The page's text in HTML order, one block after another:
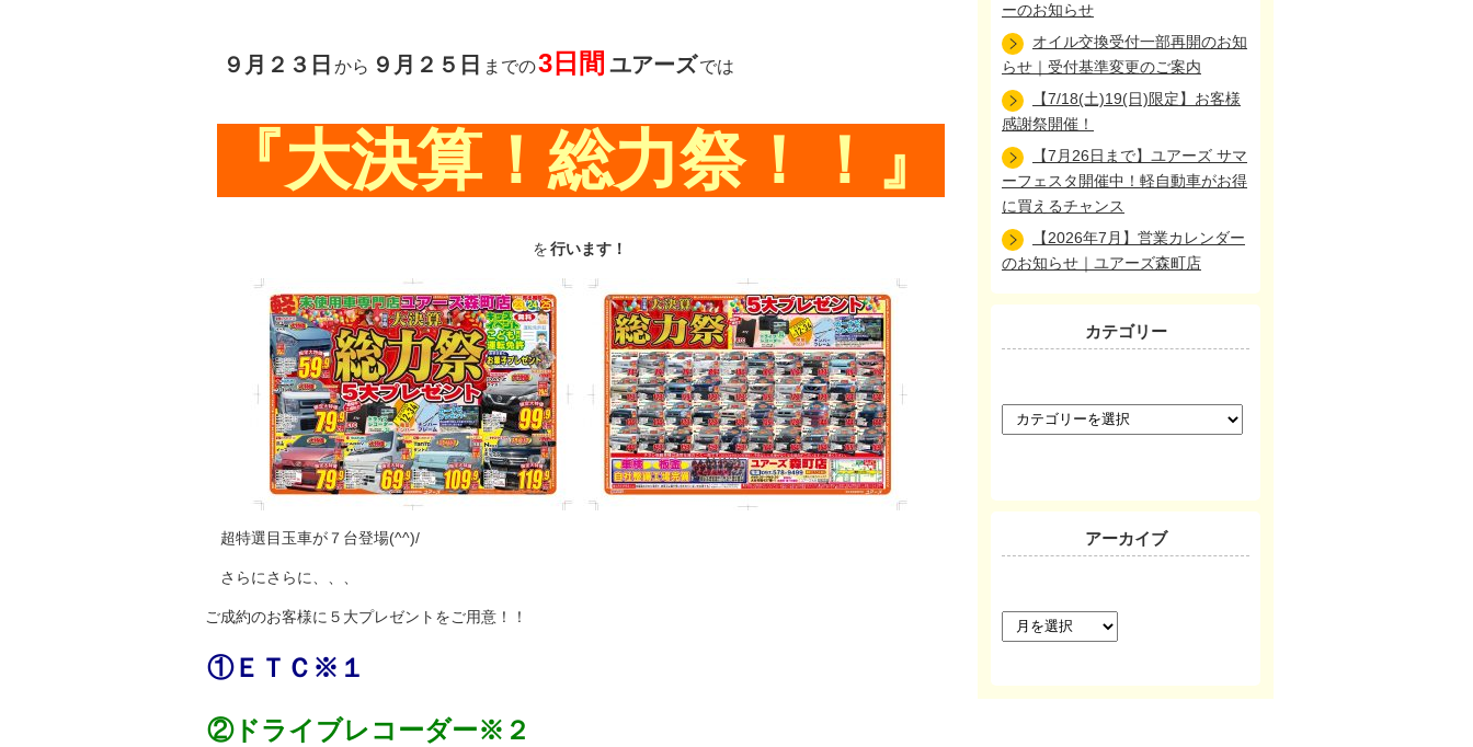
９月２３日 から ９月２５日 までの3日間 ユアーズでは
『大決算！総力祭！！』
を行います！
超特選目玉車が７台登場(^^)/
さらにさらに、、、
ご成約のお客様に５大プレゼントをご用意！！
①ＥＴＣ※１
②ドライブレコーダー※２
ーのお知らせ
オイル交換受付一部再開のお知
らせ｜受付基準変更のご案内
【7/18(土)19(日)限定】お客様
感謝祭開催！
【7月26日まで】ユアーズ サマ
ーフェスタ開催中！軽自動車がお得
に買えるチャンス
【2026年7月】営業カレンダー
のお知らせ｜ユアーズ森町店
カテゴリー
テ
ゴ
アーカイブ
ー
カ
ブ